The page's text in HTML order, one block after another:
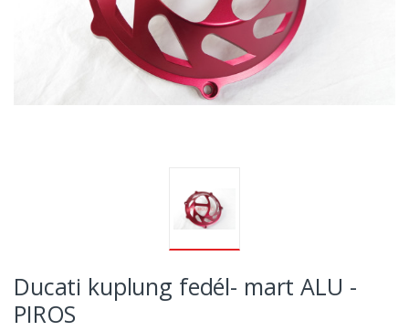
Ducati kuplung fedél- mart ALU -
PIROS